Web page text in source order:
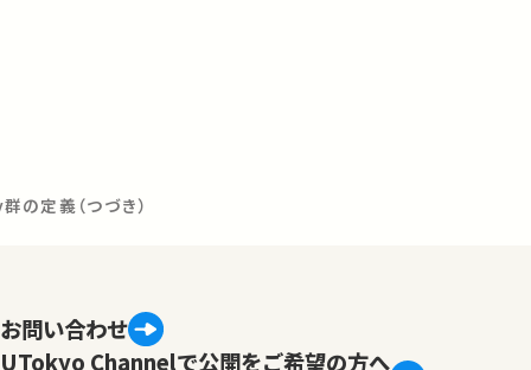
定義（つづき）
お問い合わせ
UTokyo Channelで公開をご希望の方へ